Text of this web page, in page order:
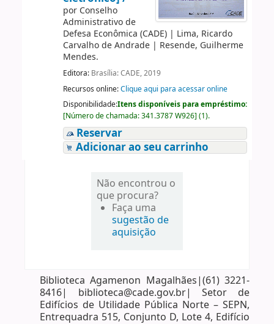
por Conselho
Administrativo de
Defesa Econômica (CADE)| Lima, Ricardo
Carvalho de Andrade| Resende, Guilherme
Mendes.
Editora: Brasília: CADE, 2019
Recursos online:Clique aqui para acessar online
Disponibilidade:Itens disponíveis para empréstimo:
[Número de chamada:341.3787 W926] (1).
Reservar
Adicionar ao seu carrinho
Não encontrou o
que procura?
Faça uma
sugestão de
aquisição
Biblioteca Agamenon Magalhães|(61) 3221-
8416| biblioteca@cade.gov.br| Setor de
Edifícios de Utilidade Pública Norte – SEPN,
Entrequadra 515, Conjunto D, Lote 4, Edifício